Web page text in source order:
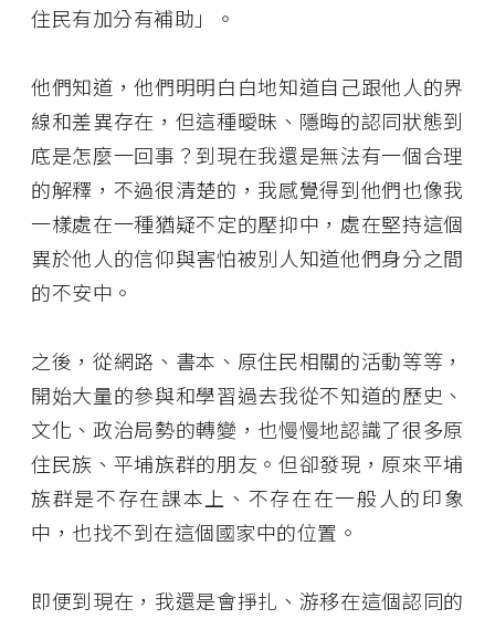
住民有加分有補助」。
他們知道，他們明明白白地知道自己跟他人的界
線和差異存在，但這種曖昧、隱晦的認同狀態到
底是怎麼一回事？到現在我還是無法有一個合理
的解釋，不過很清楚的，我感覺得到他們也像我
一樣處在一種猶疑不定的壓抑中，處在堅持這個
異於他人的信仰與害怕被別人知道他們身分之間
的不安中。
之後，從網路、書本、原住民相關的活動等等，
開始大量的參與和學習過去我從不知道的歷史、
文化、政治局勢的轉變，也慢慢地認識了很多原
住民族、平埔族群的朋友。但卻發現，原來平埔
族群是不存在課本上、不存在在一般人的印象
中，也找不到在這個國家中的位置。
即便到現在，我還是會掙扎、游移在這個認同的